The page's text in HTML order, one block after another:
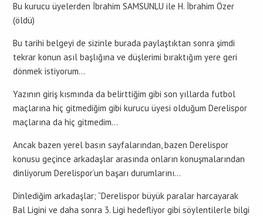
Bu kurucu üyelerden İbrahim SAMSUNLU ile H. İbrahim Özer
(öldü)
Bu tarihi belgeyi de sizinle burada paylaştıktan sonra şimdi
tekrar konun asıl başlığına ve düşlerimi bıraktığım yere geri
dönmek istiyorum…
Yazının giriş kısmında da belirttiğim gibi son yıllarda futbol
maçlarına hiç gitmediğim gibi kurucu üyesi olduğum Derelispor
maçlarına da hiç gitmedim…
Ancak bazen yerel basın sayfalarından, bazen Derelispor
konusu geçince arkadaşlar arasında onların konuşmalarından
dinliyorum Derelispor’un başarı durumlarını…
Dinlediğim arkadaşlar; “Derelispor büyük paralar harcayarak
Bal Ligini ve daha sonra 3. Ligi hedefliyor gibi söylentilerle bilgi